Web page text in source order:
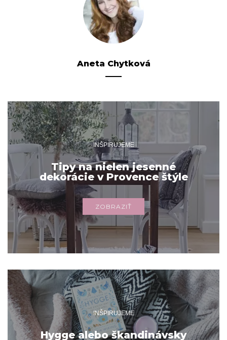
Aneta Chytková
INŠPIRUJEME
Tipy na nielen jesenné
dekorácie v Provence štýle
ZOBRAZIŤ
INŠPIRUJEME
Hygge alebo škandinávsky